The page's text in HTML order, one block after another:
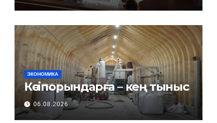
ЭКОНОМИКА
Кәсіпорындарға – кең тыныс
06.08.2026